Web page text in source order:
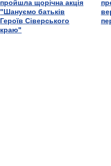
пройшла щорічна акція
"Шануємо батьків
Героїв Сіверського
краю"